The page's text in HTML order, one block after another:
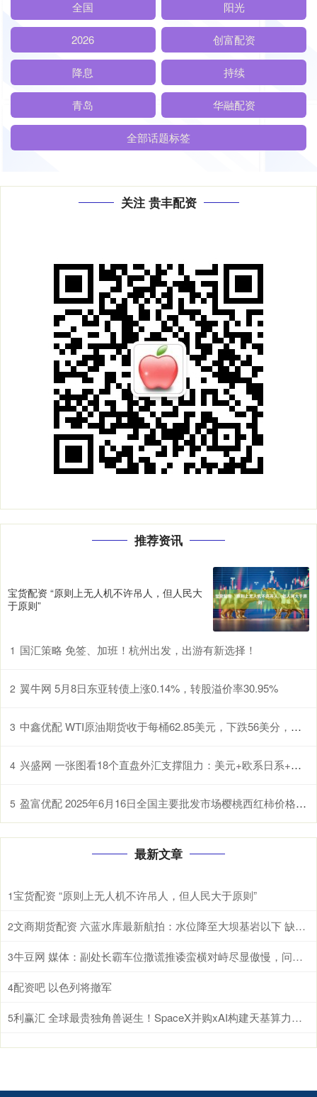
全国 阳光
2026 创富配资
降息 持续
青岛 华融配资
全部话题标签
关注 贵丰配资
推荐资讯
宝货配资 “原则上无人机不许吊人，但人民大
于原则”
1 国汇策略 免签、加班！杭州出发，出游有新选择！
2 翼牛网 5月8日东亚转债上涨0.14%，转股溢价率30.95%
3 中鑫优配 WTI原油期货收于每桶62.85美元，下跌56美分，跌幅0.88%
4 兴盛网 一张图看18个直盘外汇支撑阻力：美元+欧系日系+商品货币+新兴货币(2025年12月3日)
5 盈富优配 2025年6月16日全国主要批发市场樱桃西红柿价格行情
最新文章
1宝货配资 “原则上无人机不许吊人，但人民大于原则”
2 文商期货配资 六蓝水库最新航拍：水位降至大坝基岩以下 缺口和流量基本稳定
3 牛豆网 媒体：副处长霸车位撒谎推诿蛮横对峙尽显傲慢，问责公职人员不分公私
4配资吧 以色列将撤军
5 利赢汇 全球最贵独角兽诞生！SpaceX并购xAI构建天基算力网络